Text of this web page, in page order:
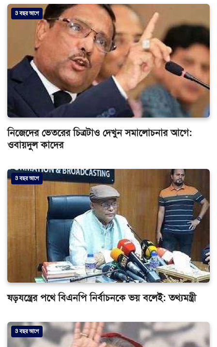
3 বছর আগে
নিজেদের ভেতরের চিত্রটাও দেখুন সমালোচনার আগে:
ওবায়দুল কাদের
3 বছর আগে
ষড়যন্ত্রের পথে বিএনপি নির্বাচনকে ভয় বলেই: তথ্যমন্ত্রী
3 বছর আগে